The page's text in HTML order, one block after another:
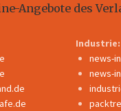
Angebote des
Industrie:
news-
news-